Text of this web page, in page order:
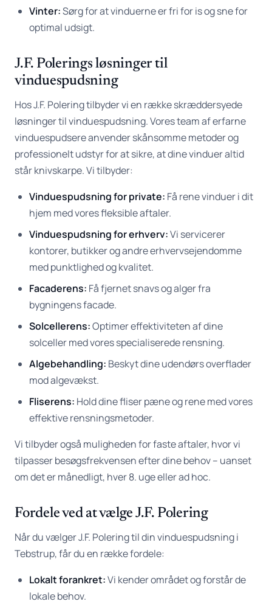
Vinter:Sørg for at vinduerne er fri for is og sne for
optimal udsigt.
J.F. Polerings løsninger til
vinduespudsning
Hos J.F. Polering tilbyder vi en række skræddersyede
løsninger til vinduespudsning. Vores team af erfarne
vinduespudsere anvender skånsomme metoder og
professionelt udstyr for at sikre, at dine vinduer altid
står knivskarpe. Vi tilbyder:
Vinduespudsning for private: Få rene vinduer i dit
hjem med vores fleksible aftaler.
Vinduespudsning for erhverv:Vi servicerer
kontorer, butikker og andre erhvervsejendomme
med punktlighed og kvalitet.
Facaderens: Få fjernet snavs og alger fra
bygningens facade.
Solcellerens:Optimer effektiviteten af dine
solceller med vores specialiserede rensning.
Algebehandling: Beskyt dine udendørs overflader
mod algevækst.
Fliserens: Hold dine fliser pæne og rene med vores
effektive rensningsmetoder.
Vi tilbyder også muligheden for faste aftaler, hvor vi
tilpasser besøgsfrekvensen efter dine behov – uanset
om det er månedligt, hver 8. uge eller ad hoc.
Fordele ved at vælge J.F. Polering
Når du vælger J.F. Polering til din vinduespudsning i
Tebstrup, får du en række fordele:
Lokalt forankret:Vi kender området og forstår de
lokale behov.